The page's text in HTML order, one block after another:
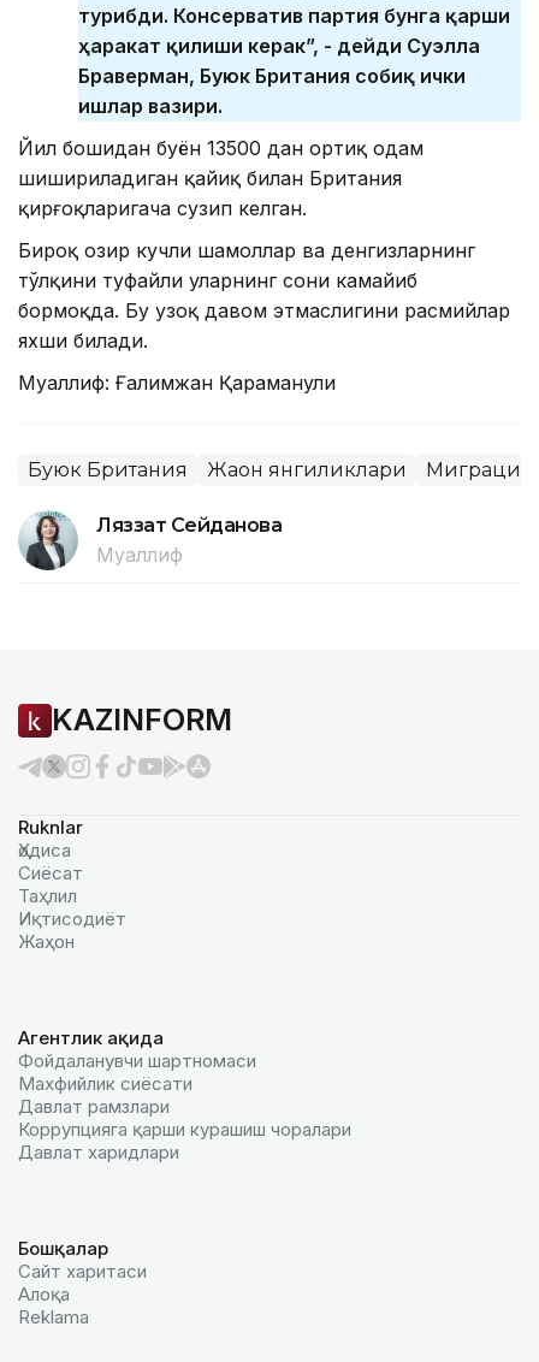
турибди. Консерватив партия бунга қарши
ҳаракат қилиши керак”, - дейди Суэлла
Браверман, Буюк Британия собиқ ички
ишлар вазири.
Йил бошидан буён 13500 дан ортиқ одам
шишириладиган қайиқ билан Британия
қирғоқларигача сузип келган.
Бироқ ҳозир кучли шамоллар ва денгизларнинг
тўлқини туфайли уларнинг сони камайиб
бормоқда. Бу узоқ давом этмаслигини расмийлар
яхши билади.
Муаллиф: Ғалимжан Қараманули
Буюк Британия Жаҳон янгиликлари Миграция
Ляззат Сейданова
Муаллиф
KAZINFORM
Ruknlar
Ҳодиса
Сиёсат
Таҳлил
Иқтисодиёт
Жаҳон
Агентлик ҳақида
Фойдаланувчи шартномаси
Махфийлик сиёсати
Давлат рамзлари
Коррупцияга қарши курашиш чоралари
Давлат харидлари
Бошқалар
Сайт харитаси
Алоқа
Reklamа